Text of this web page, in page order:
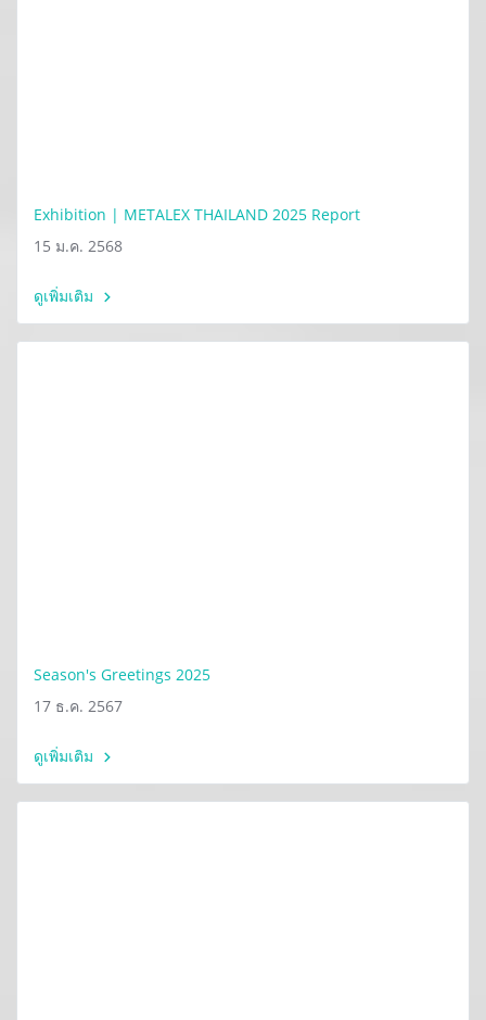
Exhibition | METALEX THAILAND 2025 Report
15 ม.ค. 2568
ดูเพิ่มเติม
Season's Greetings 2025
17 ธ.ค. 2567
ดูเพิ่มเติม